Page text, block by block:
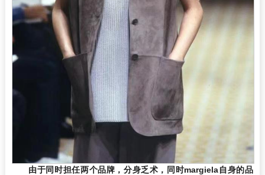
由于同时担任两个品牌，分身乏术，同时margiela自身的品